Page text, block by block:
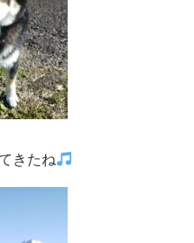
きたね